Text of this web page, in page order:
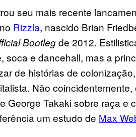
seu mais recente
Rizzla, nascido Brian
Bootlegde 2012.
soca e dancehall, mas a
de histórias de
Não
George Takaki sobre raça e
um estudo de Max